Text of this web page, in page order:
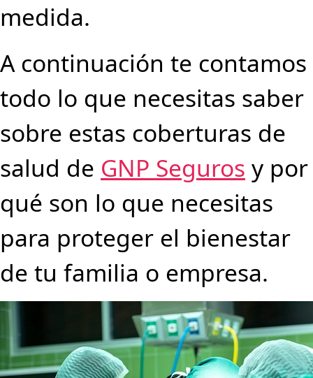
medida.
A continuación te contamos
todo lo que necesitas saber
sobre estas coberturas de
salud de GNP Seguros y por
qué son lo que necesitas
para proteger el bienestar
de tu familia o empresa.